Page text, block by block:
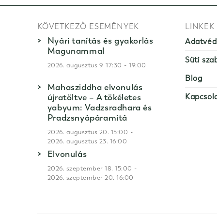
KÖVETKEZŐ ESEMÉNYEK
Nyári tanítás és gyakorlás
Magunammal
2026. augusztus 9. 17:30 -19:00
Mahasziddha elvonulás
újratöltve – A tökéletes
yabyum: Vadzsradhara és
Pradzsnyápáramitá
2026. augusztus 20. 15:00 -
2026. augusztus 23. 16:00
Elvonulás
2026. szeptember 18. 15:00 -
2026. szeptember 20. 16:00
LINKEK
Süti
Blog